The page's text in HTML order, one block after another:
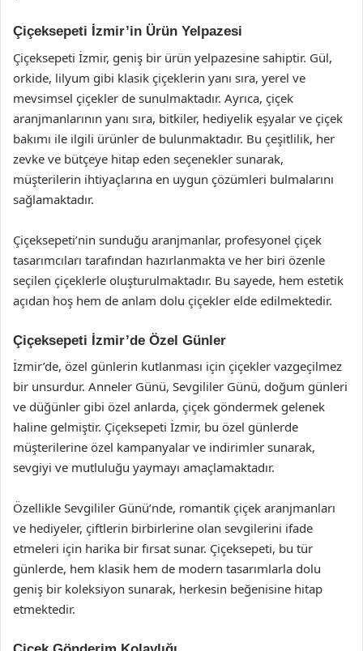
Çiçeksepeti İzmir’in Ürün Yelpazesi
Çiçeksepeti İzmir, geniş bir ürün yelpazesine sahiptir. Gül,
orkide, lilyum gibi klasik çiçeklerin yanı sıra, yerel ve
mevsimsel çiçekler de sunulmaktadır. Ayrıca, çiçek
aranjmanlarının yanı sıra, bitkiler, hediyelik eşyalar ve çiçek
bakımı ile ilgili ürünler de bulunmaktadır. Bu çeşitlilik, her
zevke ve bütçeye hitap eden seçenekler sunarak,
müşterilerin ihtiyaçlarına en uygun çözümleri bulmalarını
sağlamaktadır.
Çiçeksepeti’nin sunduğu aranjmanlar, profesyonel çiçek
tasarımcıları tarafından hazırlanmakta ve her biri özenle
seçilen çiçeklerle oluşturulmaktadır. Bu sayede, hem estetik
açıdan hoş hem de anlam dolu çiçekler elde edilmektedir.
Çiçeksepeti İzmir’de Özel Günler
İzmir’de, özel günlerin kutlanması için çiçekler vazgeçilmez
bir unsurdur. Anneler Günü, Sevgililer Günü, doğum günleri
ve düğünler gibi özel anlarda, çiçek göndermek gelenek
haline gelmiştir. Çiçeksepeti İzmir, bu özel günlerde
müşterilerine özel kampanyalar ve indirimler sunarak,
sevgiyi ve mutluluğu yaymayı amaçlamaktadır.
Özellikle Sevgililer Günü’nde, romantik çiçek aranjmanları
ve hediyeler, çiftlerin birbirlerine olan sevgilerini ifade
etmeleri için harika bir fırsat sunar. Çiçeksepeti, bu tür
günlerde, hem klasik hem de modern tasarımlarla dolu
geniş bir koleksiyon sunarak, herkesin beğenisine hitap
etmektedir.